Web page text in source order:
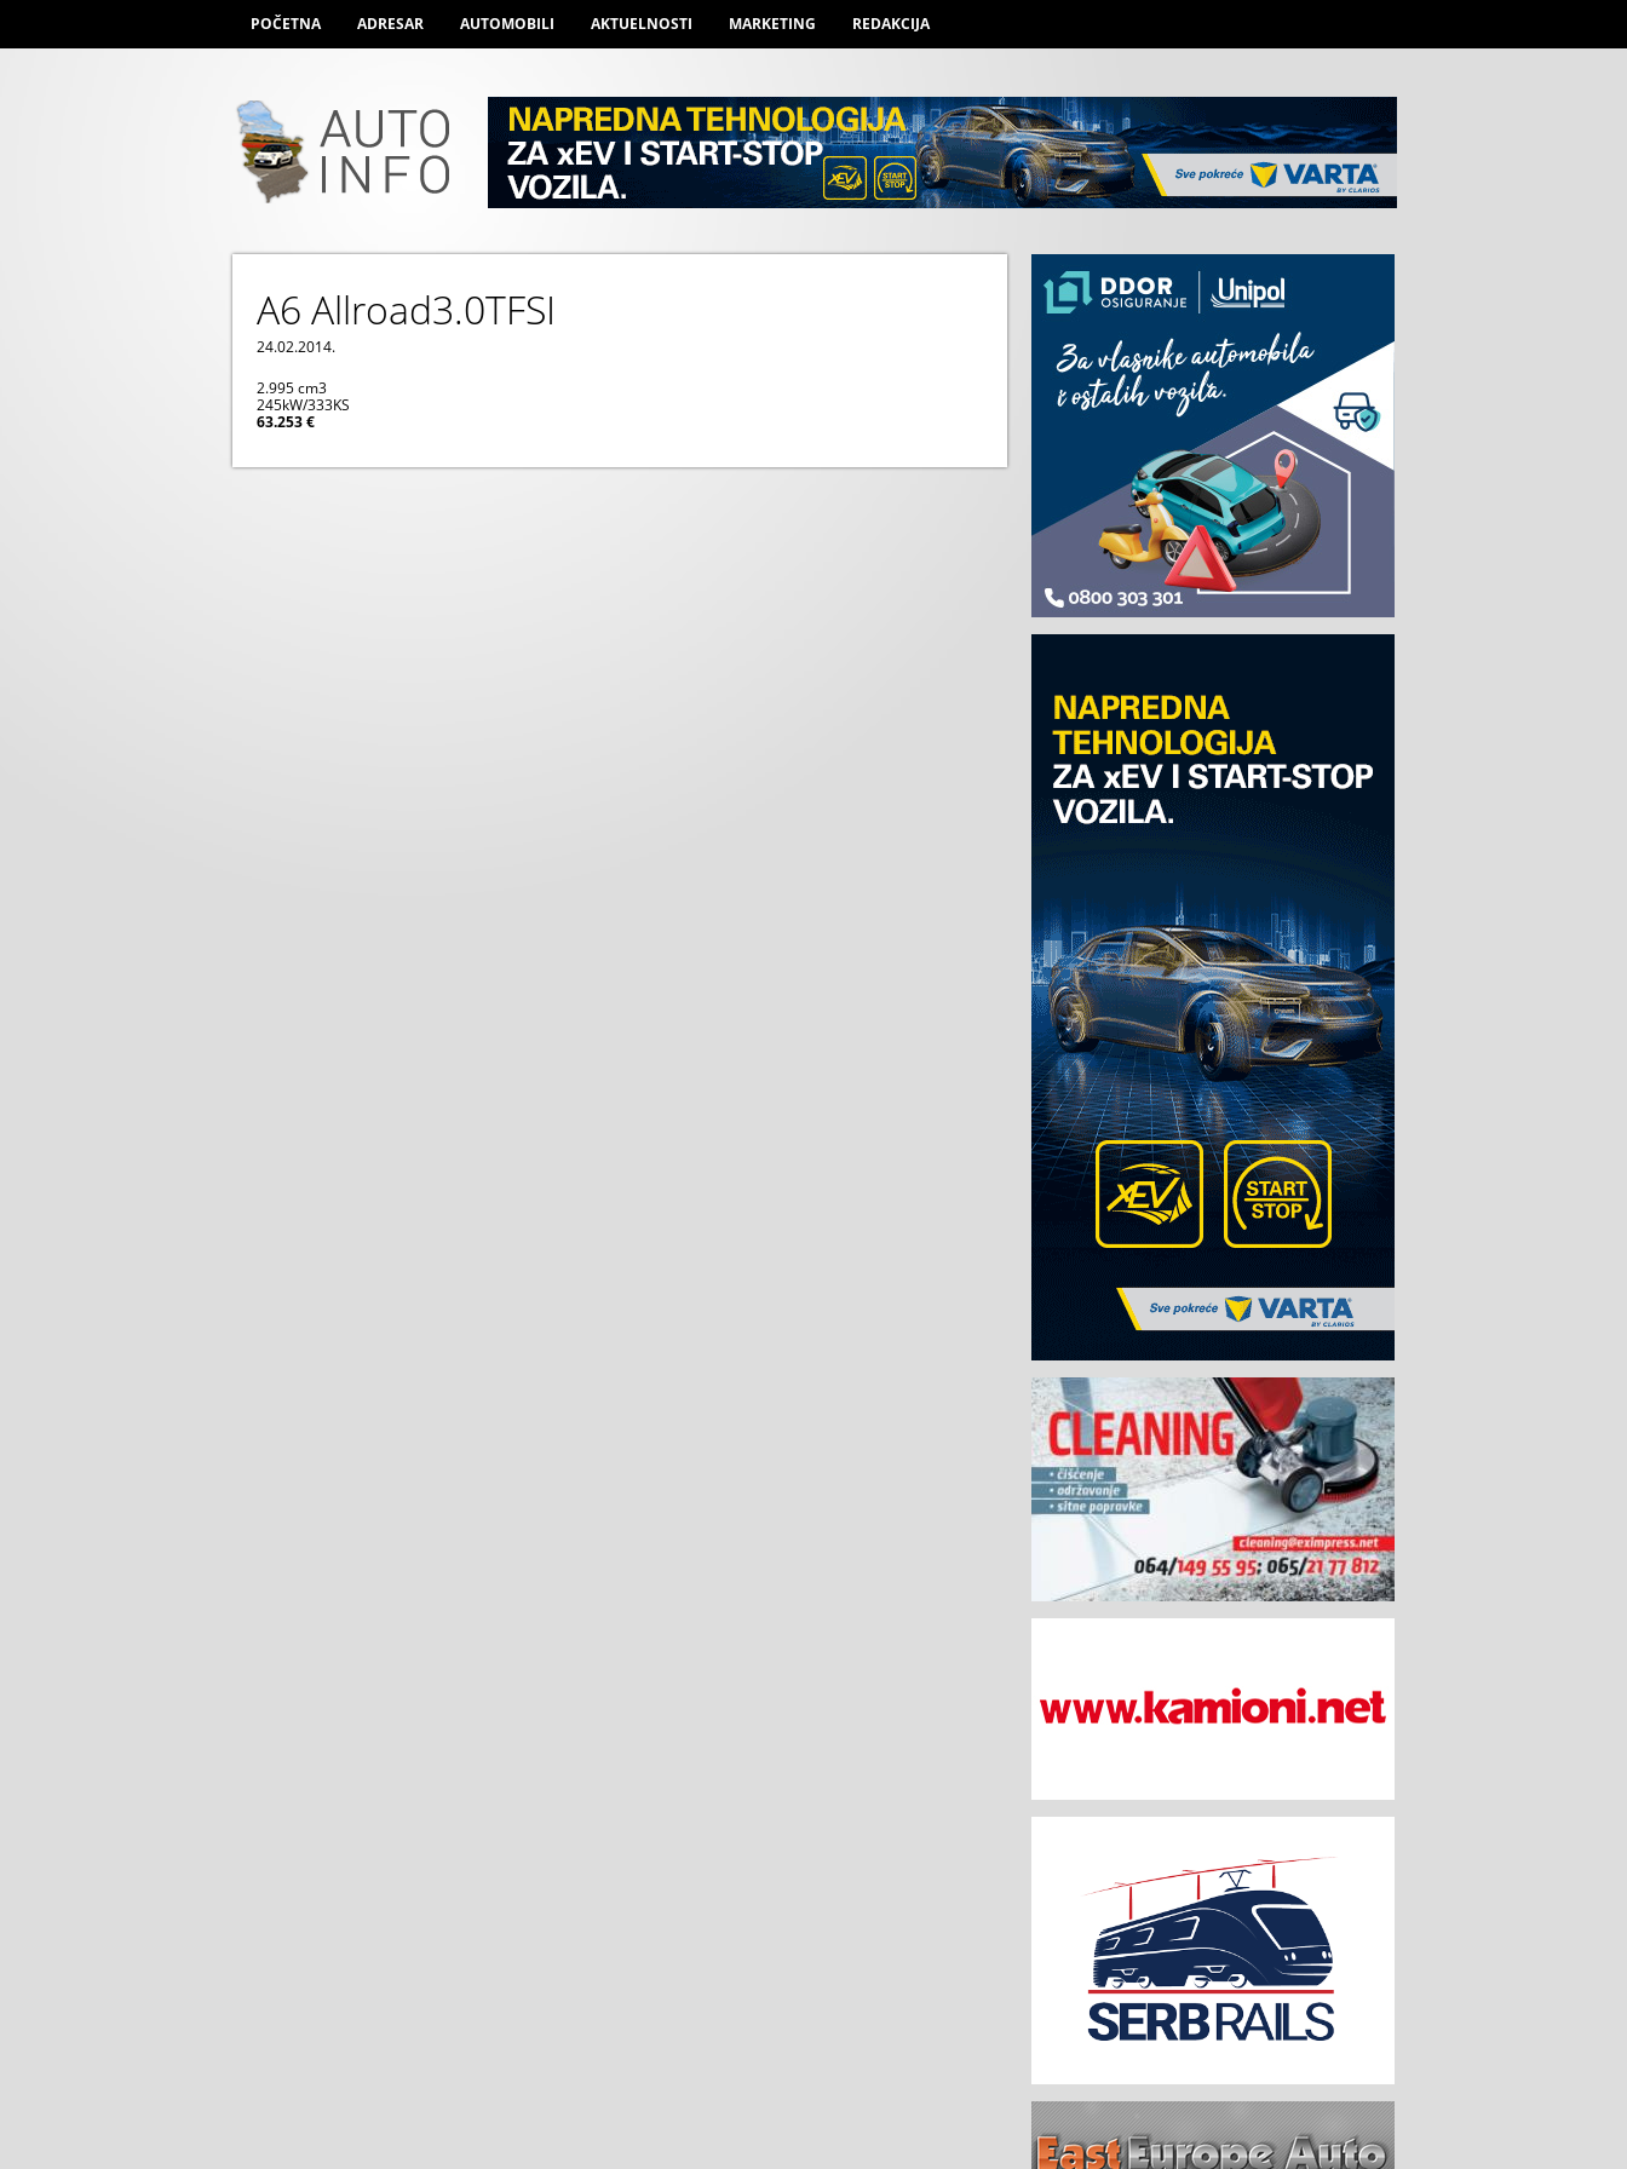
POČETNA ADRESAR AUTOMOBILI AKTUELNOSTI MARKETING REDAKCIJA
A6 Allroad3.0TFSI
24.02.2014.
2.995 cm3
245kW/333KS
63.253 €